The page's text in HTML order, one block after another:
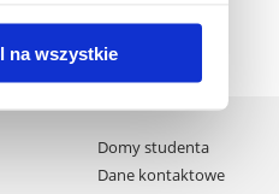
na wszystkie
Domy studenta
Dane kontaktowe